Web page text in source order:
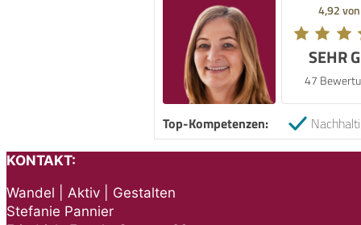
4,92
SEHR
47
Top-Kompetenzen:
KONTAKT:
Wandel | Aktiv | Gestalten
Stefanie Pannier